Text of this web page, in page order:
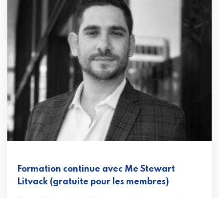
Formation continue avec Me Stewart
Litvack (gratuite pour les membres)